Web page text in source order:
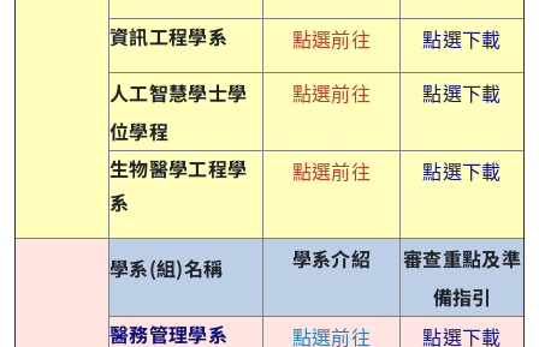
資訊工程學系
點選前往
點選下載
人工智慧學士學
位學程
點選前往 點選下載
生物醫學工程學
系
點選前往 點選下載
學系(組)名稱 學系介紹
審查重點及準
備指引
醫務管理學系
點選前往
點選下載